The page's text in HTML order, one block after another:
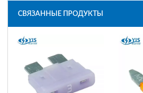
СВЯЗАННЫЕ ПРОДУКТЫ